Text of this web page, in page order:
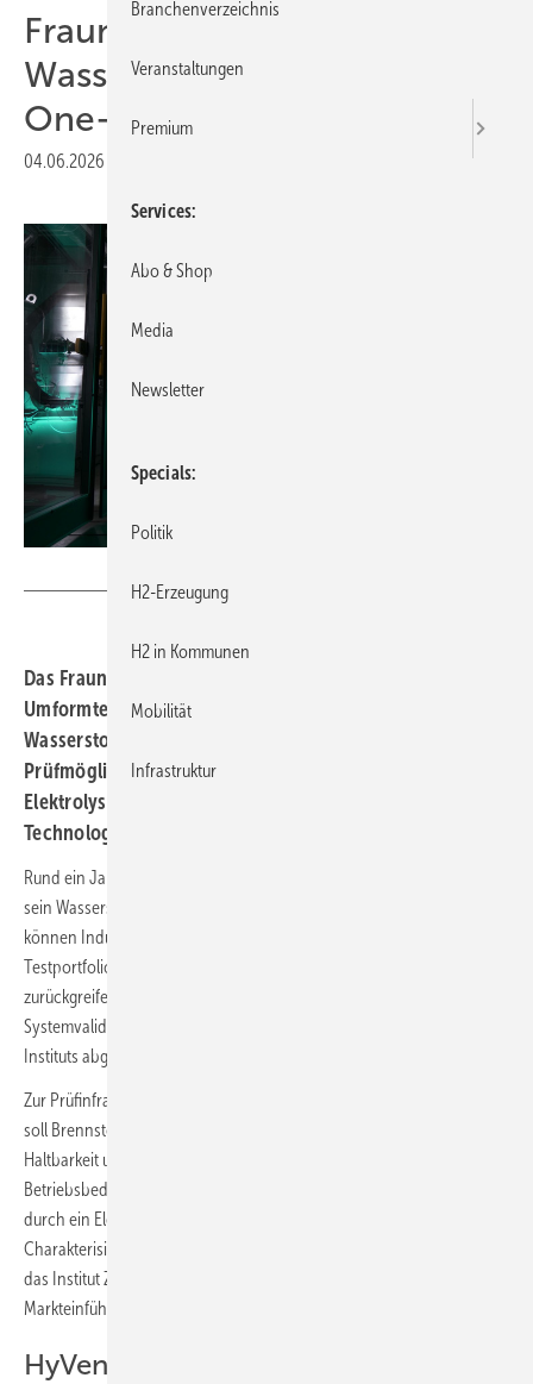
Fraunhofer IWU baut
Wasserstoff-Prüflabor zum
One-Stop-Shop aus
04.06.2026
Das Fraunhofer-Institut für Werkzeugmaschinen und
Umformtechnik (IWU) zieht eine Bilanz nach einem Jahr
Wasserstoff-Prüflabor. Das Institut hat die
Prüfmöglichkeiten erweitert und den modularen
Elektrolyseur-Stack HyVentus als offene
Technologieplattform eingeführt.
Rund ein Jahr nach Inbetriebnahme erweitert das Fraunhofer IWU
sein Wasserstoff-Prüflabor in Chemnitz. Nach Angaben des Instituts
können Industriepartner dort inzwischen auf ein ausgebautes
Testportfolio entlang der Wasserstoff-Wertschöpfungskette
zurückgreifen – von der Komponentenentwicklung bis zur
Systemvalidierung. Erste Kundenprojekte sind nach Angaben des
Instituts abgeschlossen.
Zur Prüfinfrastruktur zählt ein 80-kW-Brennstoffzellen-Prüfstand. Er
soll Brennstoffzellensysteme und Komponenten hinsichtlich Leistung,
Haltbarkeit und Zuverlässigkeit unter realistischen
Betriebsbedingungen charakterisieren. Ergänzt wird das Angebot
durch ein Elektrolyseur-Testsystem, darunter ein 1-kW-Prüfstand zur
Charakterisierung von Einzelkomponenten. Mit diesem System hat
das Institut Zellen des neuen HyVentus-Stacks geprüft und für die
Markteinführung erster Exemplare abgesichert.
HyVentus als offene Plattform für
Branchenverzeichnis
Veranstaltungen
Premium
Services
Abo & Shop
Media
Newsletter
Specials
Politik
H2-Erzeugung
H2 in Kommunen
Mobilität
Infrastruktur